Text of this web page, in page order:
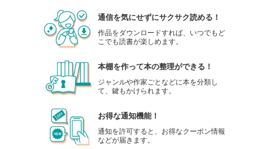
通信を気にせずにサクサク読める！
作品をダウンロードすれば、いつでもど
こでも読書が楽しめます。
本棚を作って本の整理ができる！
ジャンルや作家ごとなどに本を分類し
て、鍵もかけられます。
お得な通知機能！
通知を許可すると、お得なクーポン情報
などが届きます。